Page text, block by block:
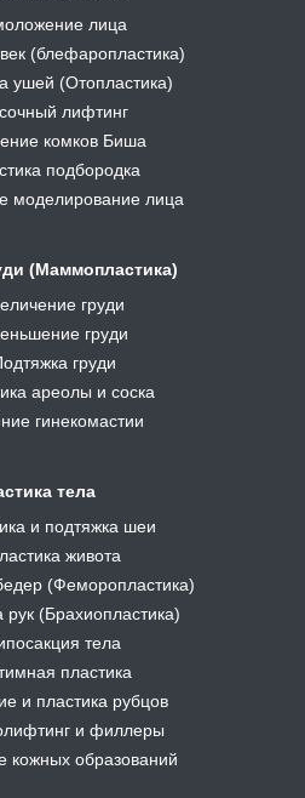
лица
(блефаропластика)
ушей (Отопластика)
лифтинг
комков Биша
подбородка
моделирование лица
(Маммопластика)
груди
груди
груди
ареолы и соска
гинекомастии
тела
и подтяжка шеи
живота
(Феморопластика)
рук (Брахиопластика)
тела
пластика
и пластика рубцов
и филлеры
кожных образований